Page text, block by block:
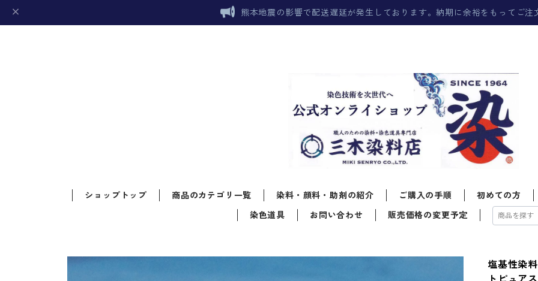
熊本地震の影響で配送遅延が発生しております。納期に余裕をもってご注
ショップトップ 商品のカテゴリ一覧 染料・顔料・助剤の紹介 ご購入の手順 初めての方
染色道具
お問い合わせ 販売価格の変更予定
塩基性染
トピュア